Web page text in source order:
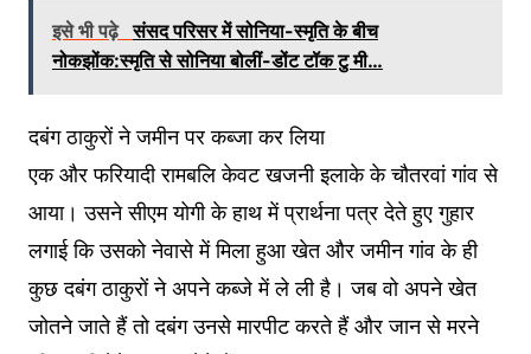
इसे भी पढ़े संसद परिसर में सोनिया-स्मृति के बीच
नोकझोंक:स्मृति से सोनिया बोलीं-डोंट टॉक टु मी…
दबंग ठाकुरों ने जमीन पर कब्जा कर लिया
एक और फरियादी रामबलि केवट खजनी इलाके के चौतरवां गांव से
आया। उसने सीएम योगी के हाथ में प्रार्थना पत्र देते हुए गुहार
लगाई कि उसको नेवासे में मिला हुआ खेत और जमीन गांव के ही
कुछ दबंग ठाकुरों ने अपने कब्जे में ले ली है। जब वो अपने खेत
जोतने जाते हैं तो दबंग उनसे मारपीट करते हैं और जान से मरने